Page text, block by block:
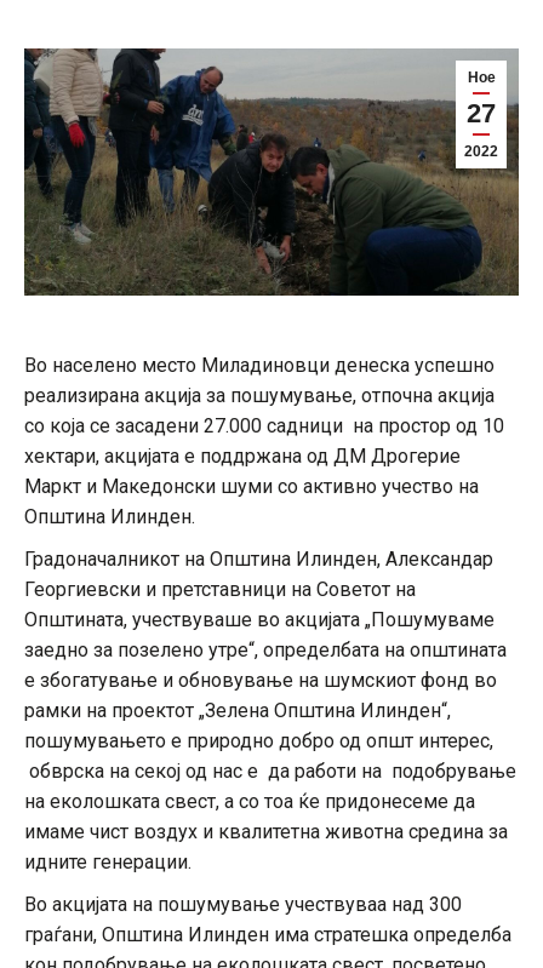
Ное
27
2022
Во населено место Миладиновци денеска успешно
реализирана акција за пошумување, отпочна акција
со која се засадени 27.000 садници на простор од 10
хектари, акцијата е поддржана од ДМ Дрогерие
Маркт и Македонски шуми со активно учество на
Општина Илинден.
Градоначалникот на Општина Илинден, Александар
Георгиевски и претставници на Советот на
Општината, учествуваше во акцијата „Пошумуваме
заедно за позелено утре“, определбата на општината
е збогатување и обновување на шумскиот фонд во
рамки на проектот „Зелена Општина Илинден“,
пошумувањето е природно добро од општ интерес,
обврска на секој од нас е да работи на подобрување
на еколошката свест, а со тоа ќе придонесеме да
имаме чист воздух и квалитетна животна средина за
идните генерации.
Во акцијата на пошумување учествуваа над 300
граѓани, Општина Илинден има стратешка определба